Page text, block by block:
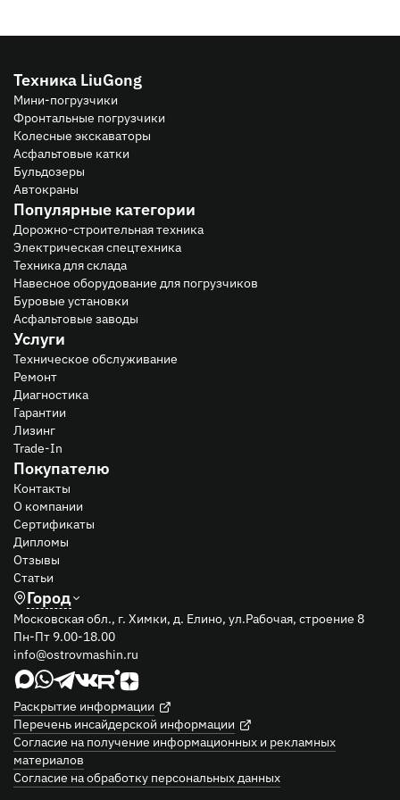
Техника LiuGong
Мини-погрузчики
Фронтальные погрузчики
Колесные экскаваторы
Асфальтовые катки
Бульдозеры
Автокраны
Популярные категории
Дорожно-строительная техника
Электрическая спецтехника
Техника для склада
Навесное оборудование для погрузчиков
Буровые установки
Асфальтовые заводы
Услуги
Техническое обслуживание
Ремонт
Диагностика
Гарантии
Лизинг
Trade-In
Покупателю
Контакты
О компании
Сертификаты
Дипломы
Отзывы
Статьи
Город
Московская обл., г. Химки, д. Елино, ул.Рабочая, строение 8
Пн-Пт 9.00-18.00
info@ostrovmashin.ru
Раскрытие информации
Перечень инсайдерской информации
Согласие на получение информационных и рекламных
материалов
Согласие на обработку персональных данных